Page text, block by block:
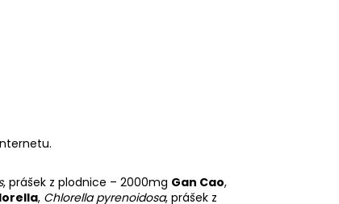
, prášek z plodnice – 2000mg Gan Cao,
, Chlorella pyrenoidosa, prášek z